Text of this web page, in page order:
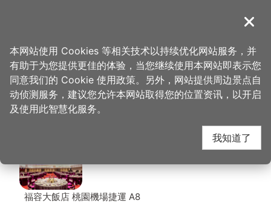
導覽
首页 > 想去的地方 > 住宿 > 怡和饭店
怡和饭店 周边住宿
福容大飯店 桃園機場捷運 A8
关闭
本网站使用 Cookies 等相关技术以持续优化网站服务，并
有助于为您提供更佳的体验，当您继续使用本网站即表示您
同意我们的 Cookie 使用政策。另外，网站提供周边景点自
动侦测服务，建议您允许本网站取得您的位置资讯，以开启
及使用此智慧化服务。
我知道了